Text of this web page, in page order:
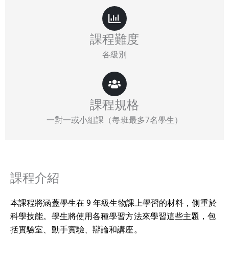
課程難度
各級別
課程規格
一對一或小組課（每班最多7名學生）
課程介紹
本課程將涵蓋學生在 9 年級生物課上學習的材料，側重於
科學技能。學生將使用各種學習方法來學習這些主題，包
括實驗室、動手實驗、辯論和講座。